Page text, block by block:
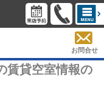
お問合せ
賃貸空室情報の